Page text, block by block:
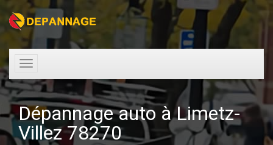
Toggle
navigation
Dépannage auto à Limetz-
Villez 78270